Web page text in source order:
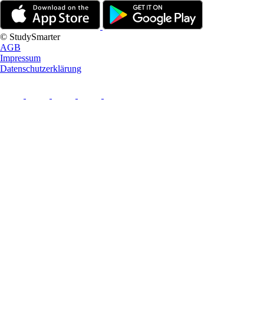
© StudySmarter
AGB
Impressum
Datenschutzerklärung